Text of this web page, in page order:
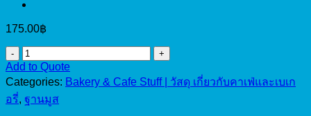
175.00฿
ฐาน
รอ
งมูส
สีดำ-
Add to Quote
Categories: Bakery & Cafe Stuff | วัสดุ เกี่ยวกับคาเฟ่และเบเก
อรี่, ฐานมูส